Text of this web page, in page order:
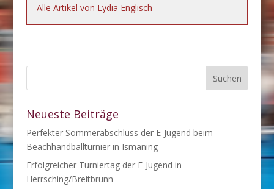
Alle Artikel von Lydia Englisch
Neueste Beiträge
Perfekter Sommerabschluss der E-Jugend beim
Beachhandballturnier in Ismaning
Erfolgreicher Turniertag der E-Jugend in
Herrsching/Breitbrunn